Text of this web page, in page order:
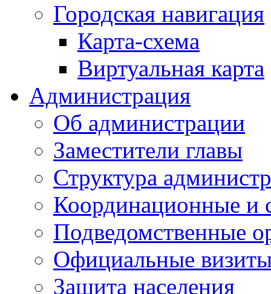
Городская навигация
Карта-схема
Виртуальная карта
Администрация
Об администрации
Заместители главы
Структура
Координационные и
Подведомственные
Официальные
Защита населения